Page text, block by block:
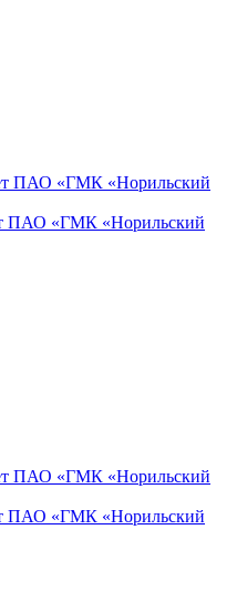
ПАО «ГМК «Норильский
ПАО «ГМК «Норильский
ПАО «ГМК «Норильский
ПАО «ГМК «Норильский